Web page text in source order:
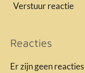
Verstuur reactie
Reacties
Er zijn geen